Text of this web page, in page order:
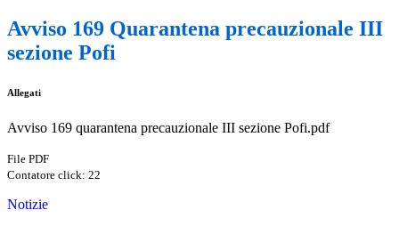
Avviso 169 Quarantena precauzionale III
sezione Pofi
Allegati
Avviso 169 quarantena precauzionale III sezione Pofi.pdf
File PDF
Contatore click: 22
Notizie